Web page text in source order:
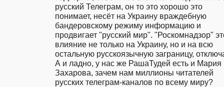
русский Телеграм, он то это хорошо это
понимает, несёт на Украину враждебную
бандеровскому режиму информацию и
продвигает "русский мир". "Роскомнадзор"
влияние не только на Украину, но и на всю
остальную русскоязычную заграницу,
А и ладно, у нас же РашаТудей есть и Мария
Захарова, зачем нам миллионы читателей
русских телеграм-каналов по всему миру?